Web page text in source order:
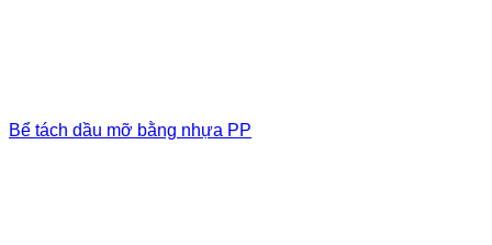
Bể tách dầu mỡ bằng nhựa PP